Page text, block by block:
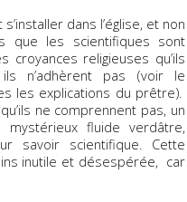
dans l’église, et non
que les scientifiques sont
religieuses qu’ils
n’adhèrent pas (voir le
les explications du prêtre).
ne comprennent pas, un
fluide verdâtre,
savoir scientifique. Cette
inutile et désespérée, car